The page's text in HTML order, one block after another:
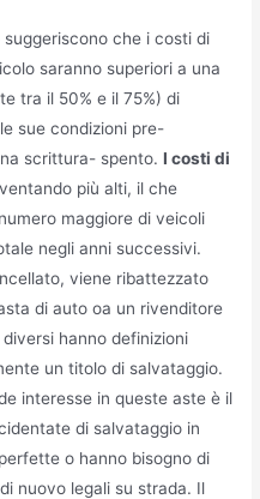
suggeriscono che i costi di
saranno superiori a una
tra il 50% e il 75%) di
sue condizioni pre-
scrittura- spento.I costi di
più alti, il che
maggiore di veicoli
negli anni successivi.
viene ribattezzato
di auto oa un rivenditore
hanno definizioni
un titolo di salvataggio.
interesse in queste aste è il
di salvataggio in
o hanno bisogno di
nuovo legali su strada. Il